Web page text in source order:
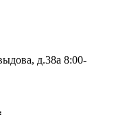
д.38а 8:00-